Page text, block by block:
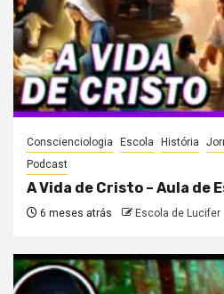
Conscienciologia Escola História
Podcast
A Vida de Cristo – Aula de
6 meses atrás Escola de Lucifer